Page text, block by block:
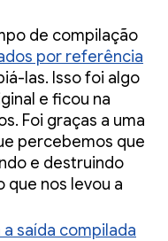
de compilação
por referência
las. Isso foi algo
e ficou na
Foi graças a uma
percebemos que
e destruindo
que nos levou a
saída compilada